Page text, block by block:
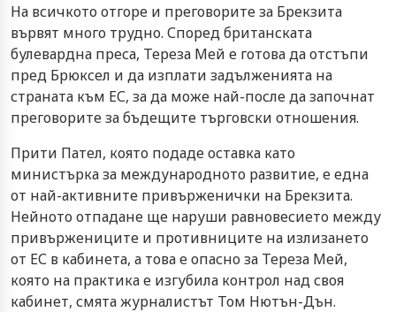
На всичкото отгоре и преговорите за Брекзита
вървят много трудно. Според британската
булевардна преса, Тереза Мей е готова да отстъпи
пред Брюксел и да изплати задълженията на
страната към ЕС, за да може най-после да започнат
преговорите за бъдещите търговски отношения.
Прити Пател, която подаде оставка като
министърка за международното развитие, е една
от най-активните привърженички на Брекзита.
Нейното отпадане ще наруши равновесието между
привържениците и противниците на излизането
от ЕС в кабинета, а това е опасно за Тереза Мей,
която на практика е изгубила контрол над своя
кабинет, смята журналистът Том Нютън-Дън.